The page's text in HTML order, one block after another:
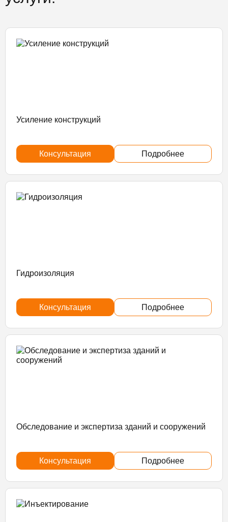
Усиление конструкций
Консультация Подробнее
Гидроизоляция
Консультация Подробнее
Обследование и экспертиза зданий и сооружений
Консультация Подробнее